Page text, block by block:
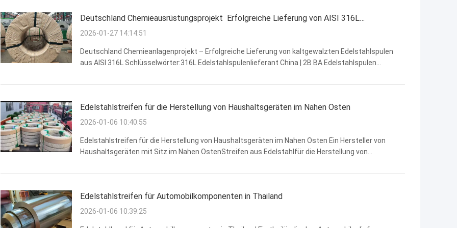
Deutschland Chemieausrüstungsprojekt ­ Erfolgreiche Lieferung von AISI 316L
kaltgewalzten Edelstahlspulen
2026-01-27 14:14:51
Deutschland Chemieanlagenprojekt – Erfolgreiche Lieferung von kaltgewalzten Edelstahlspulen
aus AISI 316L Schlüsselwörter:316L Edelstahlspulenlieferant China | 2B BA Edelstahlspulen
Ein mittelgroßer bis ...
Edelstahlstreifen für die Herstellung von Haushaltsgeräten im Nahen Osten
2026-01-06 10:40:55
Edelstahlstreifen für die Herstellung von Haushaltsgeräten im Nahen Osten Ein Hersteller von
Haushaltsgeräten mit Sitz im Nahen OstenStreifen aus Edelstahlfür die Herstellung von
einheitliches Erscheinungsbild, ...
Edelstahlstreifen für Automobilkomponenten in Thailand
2026-01-06 10:39:25